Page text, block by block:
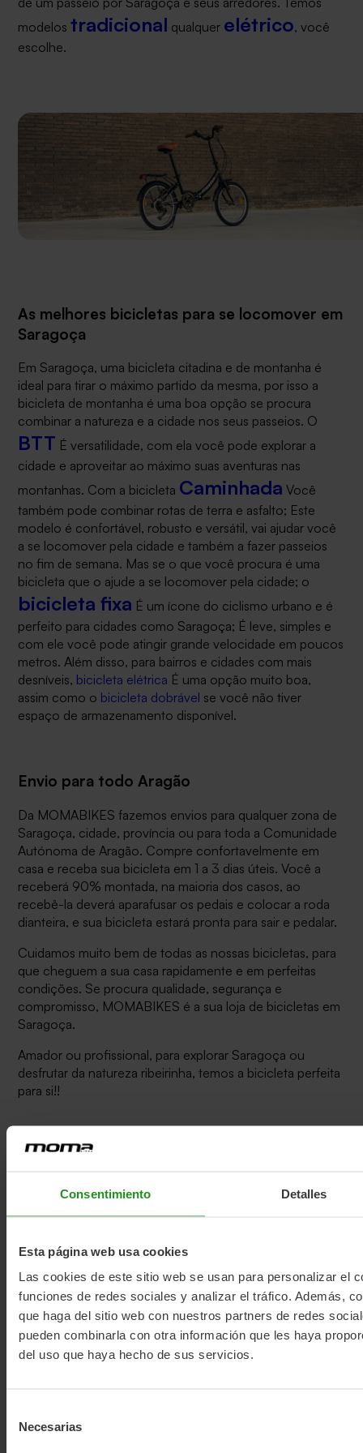
Consentimiento Detalles
Esta página web usa cookies
Las cookies de este sitio web se usan para personalizar el
funciones de redes sociales y analizar el tráfico. Además,
que haga del sitio web con nuestros partners de redes
pueden combinarla con otra información que les haya
del uso que haya hecho de sus servicios.
Necesarias
modelostradicional qualquer elétrico, você
escolhe.
As melhores bicicletas para se locomover em
Saragoça
Em Saragoça, uma bicicleta citadina e de montanha é
ideal para tirar o máximo partido da mesma, por isso a
bicicleta de montanha é uma boa opção se procura
combinar a natureza e a cidade nos seus passeios. O
BTT É versatilidade, com ela você pode explorar a
cidade e aproveitar ao máximo suas aventuras nas
montanhas. Com a bicicleta Caminhada Você
também pode combinar rotas de terra e asfalto; Este
modelo é confortável, robusto e versátil, vai ajudar você
a se locomover pela cidade e também a fazer passeios
no fim de semana. Mas se o que você procura é uma
bicicleta que o ajude a se locomover pela cidade; o
bicicleta fixa É um ícone do ciclismo urbano e é
perfeito para cidades como Saragoça; É leve, simples e
com ele você pode atingir grande velocidade em poucos
metros. Além disso, para bairros e cidades com mais
desníveis, bicicleta elétrica É uma opção muito boa,
assim como o bicicleta dobrável se você não tiver
espaço de armazenamento disponível.
Envio para todo Aragão
Da MOMABIKES fazemos envios para qualquer zona de
Saragoça, cidade, província ou para toda a Comunidade
Autónoma de Aragão. Compre confortavelmente em
casa e receba sua bicicleta em 1 a 3 dias úteis. Você a
receberá 90% montada, na maioria dos casos, ao
recebê-la deverá aparafusar os pedais e colocar a roda
dianteira, e sua bicicleta estará pronta para sair e pedalar.
Cuidamos muito bem de todas as nossas bicicletas, para
que cheguem a sua casa rapidamente e em perfeitas
condições. Se procura qualidade, segurança e
compromisso, MOMABIKES é a sua loja de bicicletas em
Saragoça.
Amador ou profissional, para explorar Saragoça ou
desfrutar da natureza ribeirinha, temos a bicicleta perfeita
para si!!
Se tiver dúvidas, contacte-nos, estamos aqui para o